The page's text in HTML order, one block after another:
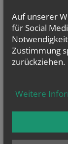
Auf unserer
für Social
Zustimmung
zurückziehen.
Weitere